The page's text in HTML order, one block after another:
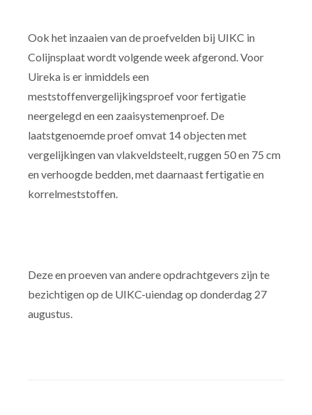
Ook het inzaaien van de proefvelden bij UIKC in
Colijnsplaat wordt volgende week afgerond. Voor
Uireka is er inmiddels een
meststoffenvergelijkingsproef voor fertigatie
neergelegd en een zaaisystemenproef. De
laatstgenoemde proef omvat 14 objecten met
vergelijkingen van vlakveldsteelt, ruggen 50 en 75 cm
en verhoogde bedden, met daarnaast fertigatie en
korrelmeststoffen.
Deze en proeven van andere opdrachtgevers zijn te
bezichtigen op de UIKC-uiendag op donderdag 27
augustus.